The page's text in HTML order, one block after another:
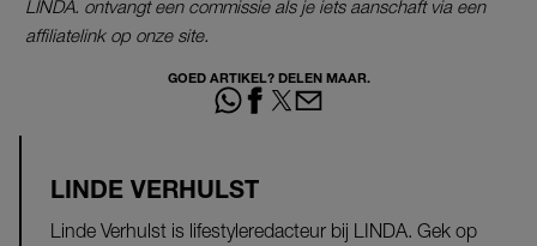
LINDA. ontvangt een commissie als je iets aanschaft via een
affiliatelink op onze site.
GOED ARTIKEL? DELEN MAAR.
LINDE VERHULST
Linde Verhulst is lifestyleredacteur bij LINDA. Gek op